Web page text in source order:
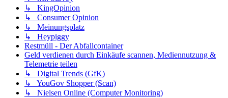
↳ KingOpinion
↳ Consumer Opinion
↳ Meinungsplatz
↳ Heypiggy
Restmüll - Der Abfallcontainer
Geld verdienen durch Einkäufe scannen, Mediennutzung &
Telemetrie teilen
↳ Digital Trends (GfK)
↳ YouGov Shopper (Scan)
↳ Nielsen Online (Computer Monitoring)